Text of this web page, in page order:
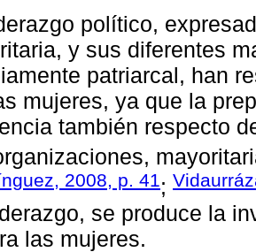
político,
y sus diferentes
patriarcal, han
mujeres, ya que la
también respecto
2008, p. 41;
se produce la
las mujeres.